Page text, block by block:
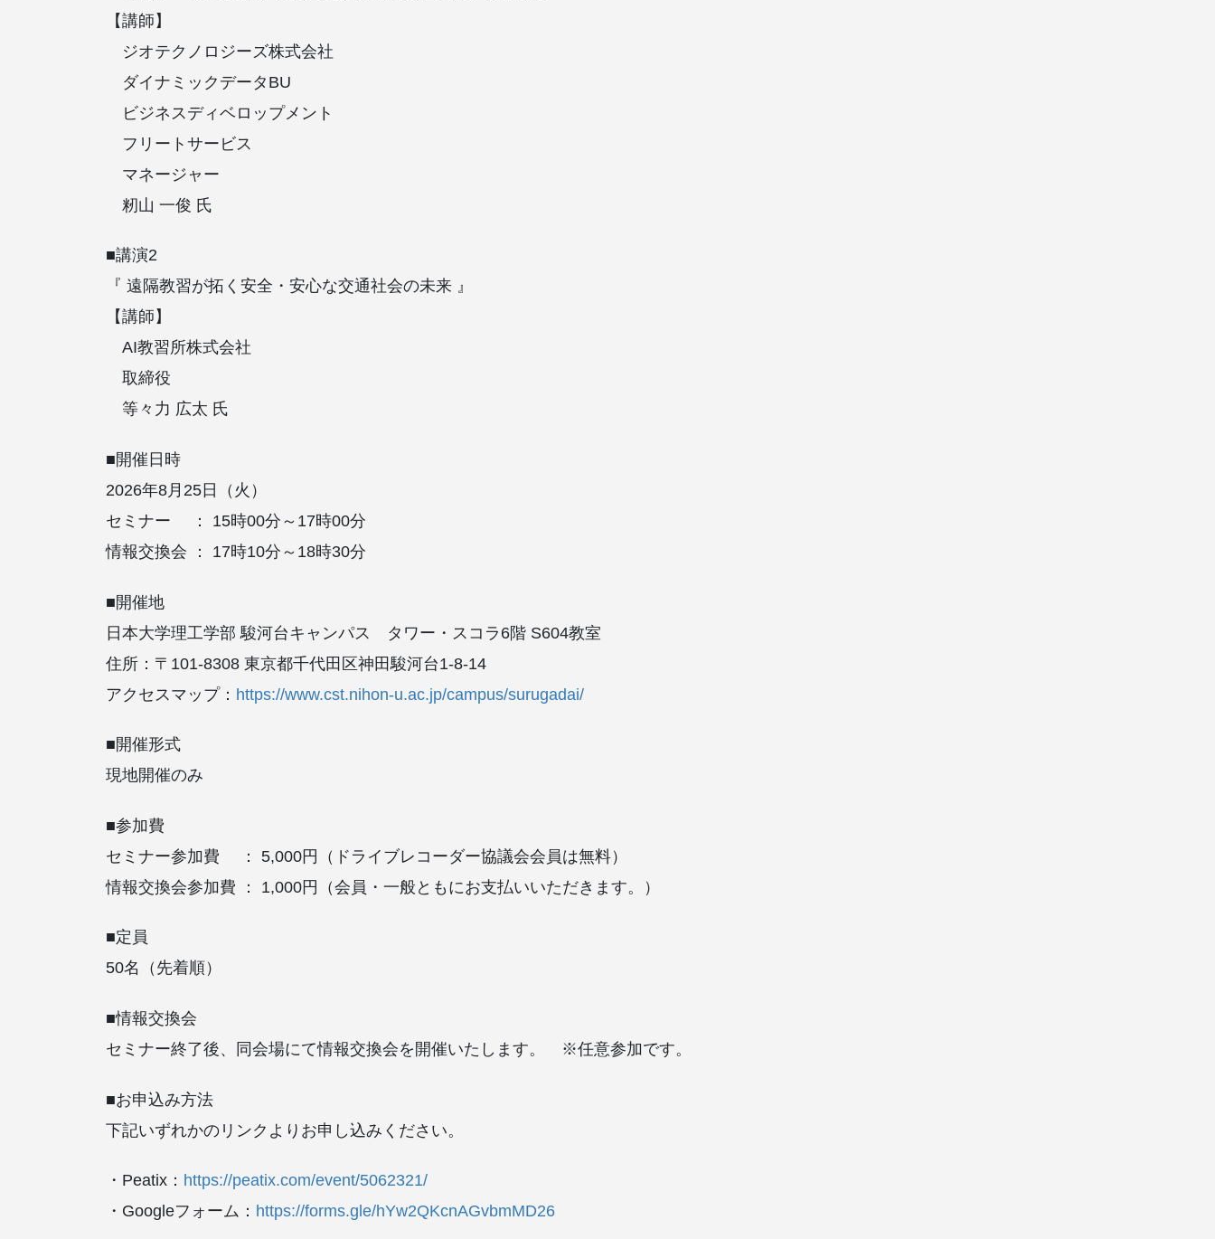
【講師】
ジオテクノロジーズ株式会社
ダイナミックデータBU
ビジネスディベロップメント
フリートサービス
マネージャー
籾山 一俊 氏
■講演2
『 遠隔教習が拓く安全・安心な交通社会の未来 』
【講師】
AI教習所株式会社
取締役
等々力 広太 氏
■開催日時
2026年8月25日（火）
セミナー ： 15時00分～17時00分
情報交換会 ： 17時10分～18時30分
■開催地
日本大学理工学部 駿河台キャンパス タワー・スコラ6階 S604教室
住所：〒101-8308 東京都千代田区神田駿河台1-8-14
アクセスマップ： https://www.cst.nihon-u.ac.jp/campus/surugadai/
■開催形式
現地開催のみ
■参加費
セミナー参加費 ： 5,000円（ドライブレコーダー協議会会員は無料）
情報交換会参加費 ： 1,000円（会員・一般ともにお支払いいただきます。）
■定員
50名（先着順）
■情報交換会
セミナー終了後、同会場にて情報交換会を開催いたします。 ※任意参加です。
■お申込み方法
下記いずれかのリンクよりお申し込みください。
・Peatix： https://peatix.com/event/5062321/
・Googleフォーム： https://forms.gle/hYw2QKcnAGvbmMD26